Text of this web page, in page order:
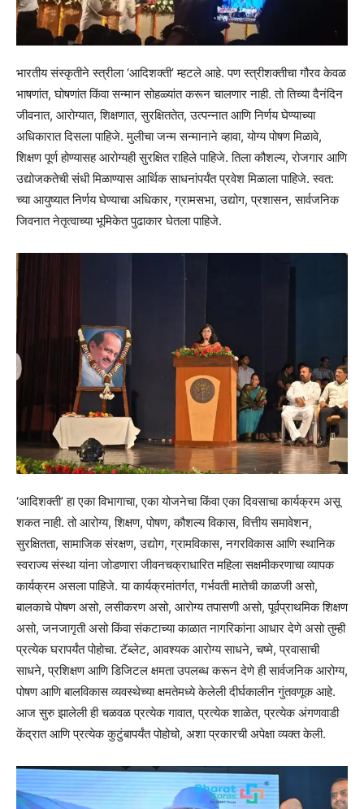
भारतीय संस्कृतीने स्त्रीला ‘आदिशक्ती’ म्हटले आहे. पण स्त्रीशक्तीचा गौरव केवळ
भाषणांत, घोषणांत किंवा सन्मान सोहळ्यांत करून चालणार नाही. तो तिच्या दैनंदिन
जीवनात, आरोग्यात, शिक्षणात, सुरक्षिततेत, उत्पन्नात आणि निर्णय घेण्याच्या
अधिकारात दिसला पाहिजे. मुलीचा जन्म सन्मानाने व्हावा, योग्य पोषण मिळावे,
शिक्षण पूर्ण होण्यासह आरोग्यही सुरक्षित राहिले पाहिजे. तिला कौशल्य, रोजगार आणि
उद्योजकतेची संधी मिळाण्यास आर्थिक साधनांपर्यंत प्रवेश मिळाला पाहिजे. स्वत:
च्या आयुष्यात निर्णय घेण्याचा अधिकार, ग्रामसभा, उद्योग, प्रशासन, सार्वजनिक
जिवनात नेतृत्वाच्या भूमिकेत पुढाकार घेतला पाहिजे.
‘आदिशक्ती’ हा एका विभागाचा, एका योजनेचा किंवा एका दिवसाचा कार्यक्रम असू
शकत नाही. तो आरोग्य, शिक्षण, पोषण, कौशल्य विकास, वित्तीय समावेशन,
सुरक्षितता, सामाजिक संरक्षण, उद्योग, ग्रामविकास, नगरविकास आणि स्थानिक
स्वराज्य संस्था यांना जोडणारा जीवनचक्राधारित महिला सक्षमीकरणाचा व्यापक
कार्यक्रम असला पाहिजे. या कार्यक्रमांतर्गत, गर्भवती मातेची काळजी असो,
बालकाचे पोषण असो, लसीकरण असो, आरोग्य तपासणी असो, पूर्वप्राथमिक शिक्षण
असो, जनजागृती असो किंवा संकटाच्या काळात नागरिकांना आधार देणे असो तुम्ही
प्रत्येक घरापर्यंत पोहोचा. टॅब्लेट, आवश्यक आरोग्य साधने, चष्मे, प्रवासाची
साधने, प्रशिक्षण आणि डिजिटल क्षमता उपलब्ध करून देणे ही सार्वजनिक आरोग्य,
पोषण आणि बालविकास व्यवस्थेच्या क्षमतेमध्ये केलेली दीर्घकालीन गुंतवणूक आहे.
आज सुरु झालेली ही चळवळ प्रत्येक गावात, प्रत्येक शाळेत, प्रत्येक अंगणवाडी
केंद्रात आणि प्रत्येक कुटुंबापर्यंत पोहोचो, अशा प्रकारची अपेक्षा व्यक्त केली.